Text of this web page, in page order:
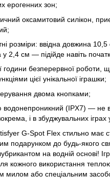
ерогенних зон;
оксамитовий силікон,
розміри: ввідна довжина
2,4 см — підійде навіть
години безперервної роботи,
цієї унікальної іграшки;
двома кнопками;
водонепроникний (IPX7) — не
і в збуджувальних іграх
G-Spot Flex стильно має
подарунком до будь-якого
на водній основі!
кожного використання
милом або спеціальним